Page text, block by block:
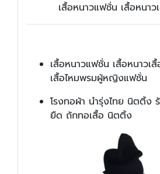
เสื้อหนาวแฟชั่น เสื้อหนาว
เสื้อหนาวแฟชั่น เสื้อหนาวเ
เสื้อไหมพรมผู้หญิงแฟชั่น
โรงทอผ้า นำรุ่งไทย นิตติ้ง
ยืด ถักทอเสื้อ นิตติ้ง